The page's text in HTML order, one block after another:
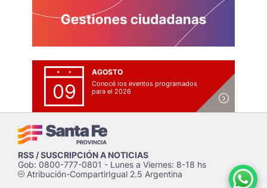
09
AGOSTO
Conocé los eventos programados
para el 2026
RSS / SUSCRIPCIÓN A NOTICIAS
Gob: 0800-777-0801 - Lunes a Viernes: 8-18 hs
cAtribución-CompartirIgual 2.5 Argentina